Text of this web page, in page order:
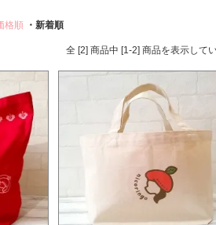
格順 ・新着順
全 [2] 商品中 [1-2] 商品を表示して